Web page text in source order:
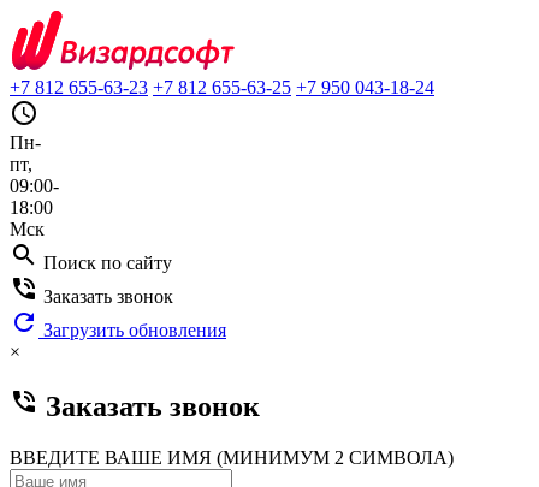
+7 812 655-63-23 +7 812 655-63-25 +7 950 043-18-24
query_builder
Пн-
пт,
09:00-
18:00
Мск
search Поиск по сайту
phone_in_talk Заказать звонок
refresh Загрузить обновления
×
phone_in_talk Заказать звонок
ВВЕДИТЕ ВАШЕ ИМЯ (МИНИМУМ 2 СИМВОЛА)